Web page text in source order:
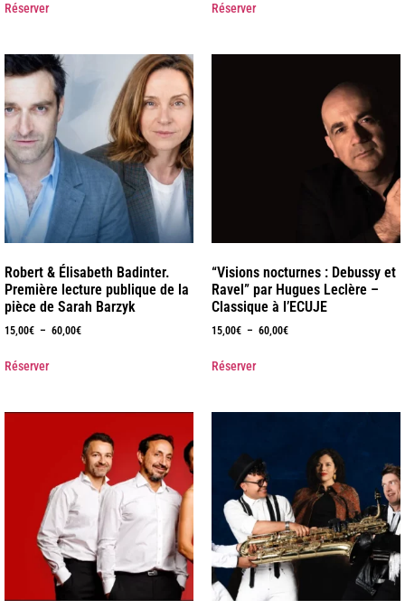
Réserver Réserver
Robert & Élisabeth Badinter.
Première lecture publique de la
pièce de Sarah Barzyk
15,00€ – 60,00€
Réserver
“Visions nocturnes : Debussy et
Ravel” par Hugues Leclère –
Classique à l’ECUJE
15,00€ – 60,00€
Réserver